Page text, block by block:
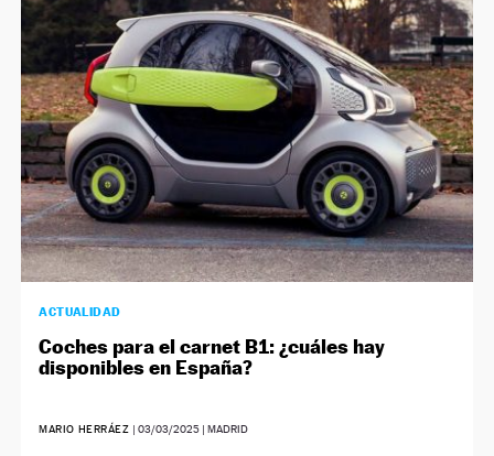
NEWSLETTER
SÍGUENOS
ACTUALIDAD
Coches para el carnet B1: ¿cuáles hay
disponibles en España?
MARIO HERRÁEZ | 03/03/2025| MADRID